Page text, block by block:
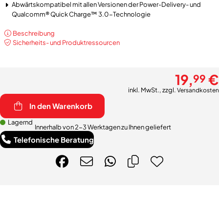
Abwärtskompatibel mit allen Versionen der Power-Delivery- und
Qualcomm® Quick Charge™ 3.0-Technologie
Beschreibung
Sicherheits- und Produktressourcen
19,99 €
inkl. MwSt., zzgl. Versandkosten
In den Warenkorb
Lagernd
Innerhalb von 2-3 Werktagen zu Ihnen geliefert
Telefonische Beratung